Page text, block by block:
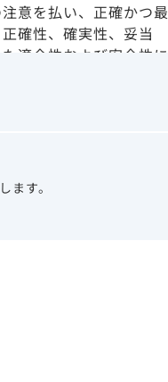
意を払い、正確かつ最
確性、確実性、妥当
適合性および安全性に
り生じる損害について
べきアドバイスやサー
「本規約」といいます）
す。